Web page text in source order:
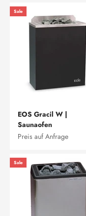
Sale
EOS Gracil W |
Saunaofen
Preis auf Anfrage
Sale